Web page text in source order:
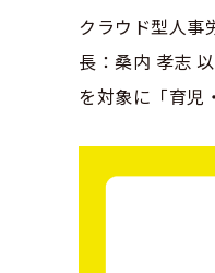
クラウド型人
長：桑内 孝志
を対象に「育児